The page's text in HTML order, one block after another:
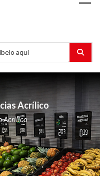
Acrílico
Acrílico